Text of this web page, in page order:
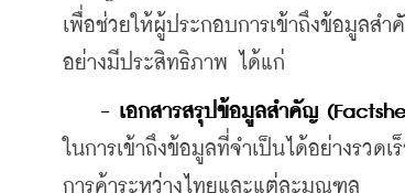
เพื่อช่วยให้ผู้ประกอบการเข้าถึงข้อมู
อย่างมีประสิทธิภาพ ได้แก่
- เอกสารสรุปข้อมูลสำคัญ
ในการเข้าถึงข้อมูลที่จำเป็นได้อย่างร
การค้าระหว่างไทยและแต่ละมณฑล